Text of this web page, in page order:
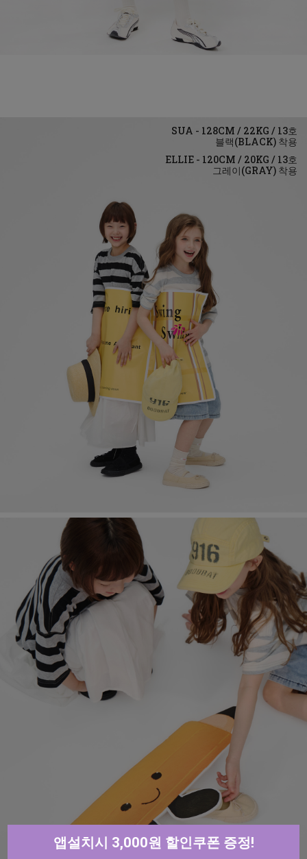
블랙(BLACK)
그레이(GRAY)
앱설치시 3,000원 할인쿠폰 증정!